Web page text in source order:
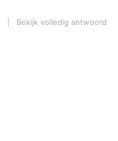
Bekijk volledig antwoord